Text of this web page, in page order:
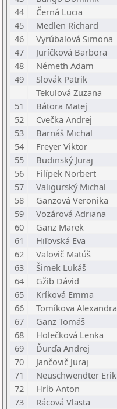
44
Černá Lucia
45
Medlen Richard
46
Vyrúbalová Simona
47
Juríčková Barbora
48
Németh Adam
49
Slovák Patrik
Tekulová Zuzana
51
Bátora Matej
52
Cvečka Andrej
53
Barnáš Michal
54
Freyer Viktor
55
Budinský Juraj
56
Filípek Norbert
57
Valigurský Michal
58
Ganzová Veronika
59
Vozárová Adriana
60
Ganz Marek
61
Hiľovská Eva
62
Valovič Matúš
63
Šimek Lukáš
64
Gžib Dávid
65
Kríková Emma
66
Tomíkova Alexandra
67
Ganz Tomáš
68
Holečková Lenka
69
Ďurďa Andrej
70
Jančovič Juraj
71
Neuschwendter Erik
72
Hríb Anton
73
Rácová Vlasta